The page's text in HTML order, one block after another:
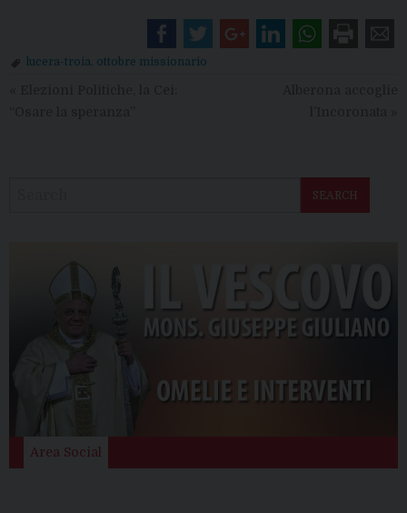
lucera-troia ottobre missionario
SEARCH
Area Social